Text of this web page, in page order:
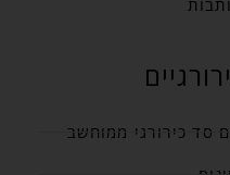
סד כירורגי ממוחשב